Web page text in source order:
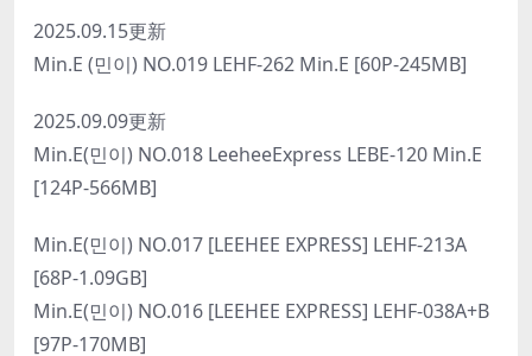
2025.09.15更新
Min.E (민이) NO.019 LEHF-262 Min.E [60P-245MB]
2025.09.09更新
Min.E(민이) NO.018 LeeheeExpress LEBE-120 Min.E
[124P-566MB]
Min.E(민이) NO.017 [LEEHEE EXPRESS] LEHF-213A
[68P-1.09GB]
Min.E(민이) NO.016 [LEEHEE EXPRESS] LEHF-038A+B
[97P-170MB]